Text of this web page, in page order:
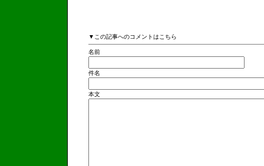
▼この記事へのコメントはこちら
名前
件名
本文